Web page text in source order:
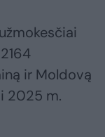
ir Moldovą
2025 m.